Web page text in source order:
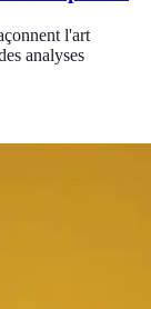
l'art
analyses